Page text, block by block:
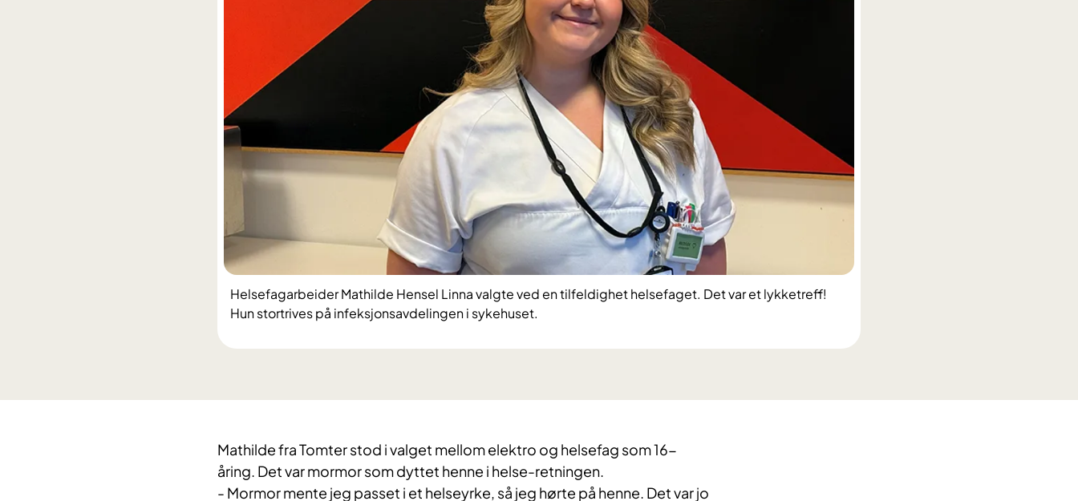
Helsefagarbeider Mathilde Hensel Linna valgte ved en tilfeldighet helsefaget. Det var et lykketreff!
Hun stortrives på infeksjonsavdelingen i sykehuset.
Mathilde fra Tomter stod i valget mellom elektro og helsefag som 16-
åring. Det var mormor som dyttet henne i helse-retningen.
- Mormor mente jeg passet i et helseyrke, så jeg hørte på henne. Det var jo